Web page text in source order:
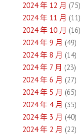
2024 年 12 月 (75)
2024 年 11 月 (11)
2024 年 10 月 (16)
2024 年 9 月 (49)
2024 年 8 月 (14)
2024 年 7 月 (23)
2024 年 6 月 (27)
2024 年 5 月 (65)
2024 年 4 月 (35)
2024 年 3 月 (40)
2024 年 2 月 (22)